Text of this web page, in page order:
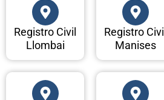
Registro Civil
Llombai
Registro Civil
Manises